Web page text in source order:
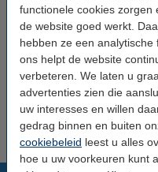
functionele cookies zorgen
de website goed werkt.
hebben ze een analytische
ons helpt de website
verbeteren. We laten u
advertenties zien die
uw interesses en willen
gedrag binnen en buiten
cookiebeleid leest u alles
hoe u uw voorkeuren kunt
Bekijk
Prijs
€ 37,50